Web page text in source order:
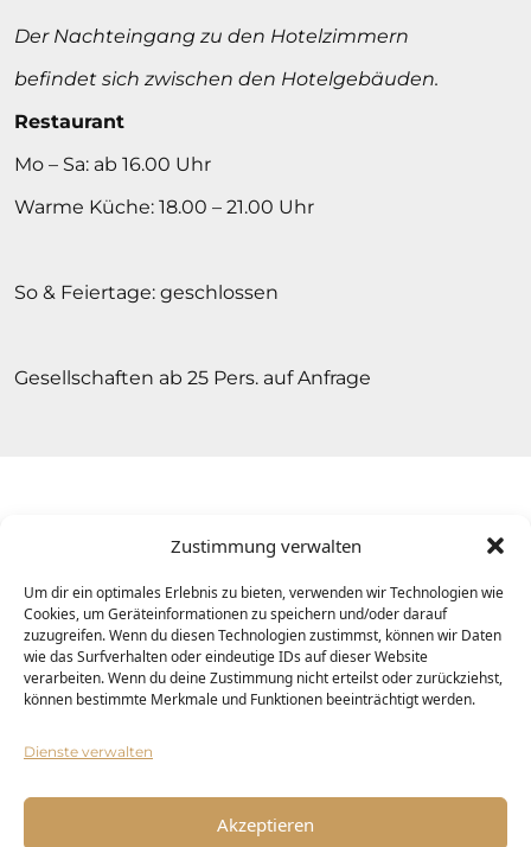
Zustimmung verwalten
Um dir ein optimales Erlebnis zu bieten, verwenden wir Technologien wie
Cookies, um Geräteinformationen zu speichern und/oder darauf
zuzugreifen. Wenn du diesen Technologien zustimmst, können wir Daten
wie das Surfverhalten oder eindeutige IDs auf dieser Website
verarbeiten. Wenn du deine Zustimmung nicht erteilst oder zurückziehst,
können bestimmte Merkmale und Funktionen beeinträchtigt werden.
Dienste verwalten
Akzeptieren
Der Nachteingang zu den Hotelzimmern
befindet sich zwischen den Hotelgebäuden.
Restaurant
Mo – Sa: ab 16.00 Uhr
Warme Küche: 18.00 – 21.00 Uhr
So & Feiertage: geschlossen
Gesellschaften ab 25 Pers. auf Anfrage
Copyright © 2026
Hotel & Restaurant Schöne
responsive webdesignby intermedia
Kontakt